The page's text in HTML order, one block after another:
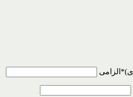
* الزامی